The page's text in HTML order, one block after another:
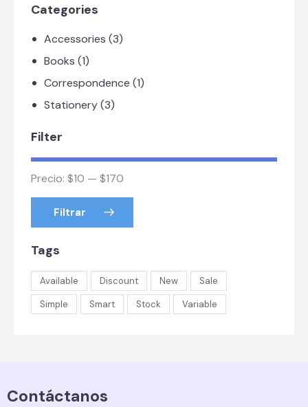
Categories
Accessories (3)
Books (1)
Correspondence (1)
Stationery(3)
Filter
Filtrar
Precio: $10 — $170
Tags
Available Discount New
Sale
Simple
Smart Stock Variable
Contáctanos